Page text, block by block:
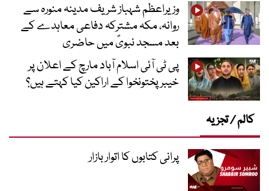
وزیراعظم شہباز شریف مدینہ منورہ سے
روانہ، مکہ مشترکہ دفاعی معاہدے کے
بعد مسجد نبویؐ میں حاضری
پی ٹی آئی اسلام آباد مارچ کے اعلان پر
خیبر پختونخوا کے اراکین کیا کہتے ہیں؟
کالم / تجزیہ
پرانی کتابوں کا اتوار بازار